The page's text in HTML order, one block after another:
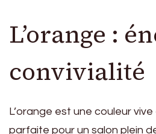
L’orange :
convivialité
L’orange est une couleur
parfaite pour un salon plein